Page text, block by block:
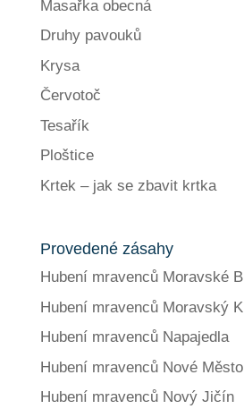
Masařka obecná
Druhy pavouků
Krysa
Červotoč
Tesařík
Ploštice
Krtek – jak se zbavit krtka
Provedené zásahy
Hubení mravenců Moravské
Hubení mravenců Moravský
Hubení mravenců Napajedla
Hubení mravenců Nové
Hubení mravenců Nový Jičín